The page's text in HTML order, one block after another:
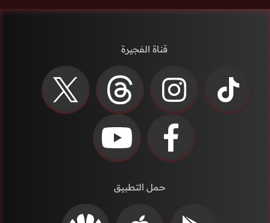
قناة الفجيرة
حمل التطبيق